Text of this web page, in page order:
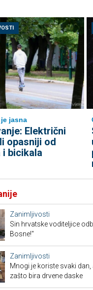
jasna
Električni
opasniji od
bicikala
Zanimljivosti
Sin hrvatske voditeljice
Bosne!"
Zanimljivosti
Mnogi je koriste svaki
zašto bira drvene daske